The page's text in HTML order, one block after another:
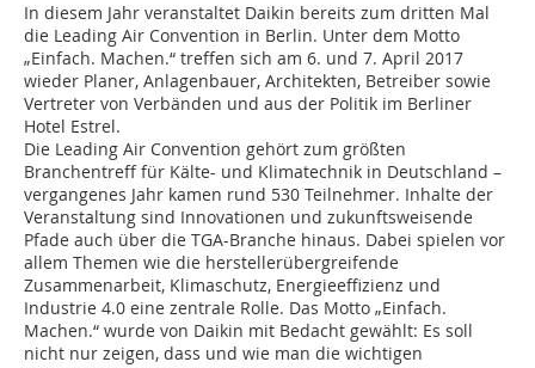
In diesem Jahr veranstaltet Daikin bereits zum dritten Mal
die Leading Air Convention in Berlin. Unter dem Motto
„Einfach. Machen.“ treffen sich am 6. und 7. April 2017
wieder Planer, Anlagenbauer, Architekten, Betreiber sowie
Vertreter von Verbänden und aus der ­Politik im Berliner
Hotel Estrel.
Die Leading Air Convention gehört zum größten
Branchentreff für Kälte- und Klimatechnik in Deutschland –
vergangenes Jahr kamen rund 530 Teilnehmer. Inhalte der
Veranstaltung sind Innovationen und zukunftsweisende
Pfade auch über die TGA-Branche hinaus. Dabei spielen vor
allem Themen wie die herstellerübergreifende
Zusammenarbeit, Klimaschutz, Energieeffizienz und
Industrie 4.0 eine zentrale Rolle. Das Motto „Einfach.
Machen.“ wurde von Daikin mit Bedacht gewählt: Es soll
nicht nur zeigen, dass und wie man die wichtigen